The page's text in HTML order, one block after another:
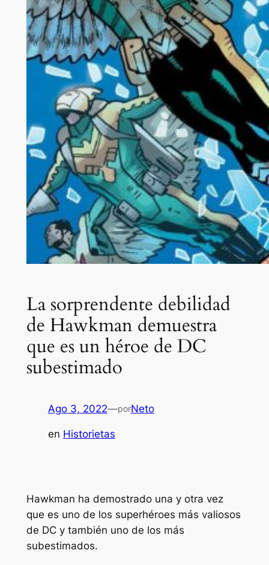
La sorprendente debilidad
de Hawkman demuestra
que es un héroe de DC
subestimado
Ago 3, 2022—porNeto
en Historietas
Hawkman ha demostrado una y otra vez
que es uno de los superhéroes más valiosos
de DC y también uno de los más
subestimados.